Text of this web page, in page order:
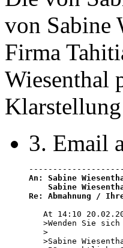
von Sabine
Firma
Wiesenthal
3. Email
An: Sabine
Sabine
Re: Abmahnung /
At 14:10
>Wenden Sie
   >
>Sabine